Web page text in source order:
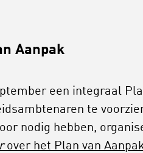
Aanpak
een integraal
te
nodig hebben,
over het Plan van